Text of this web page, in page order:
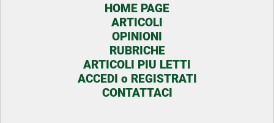
HOME PAGE
ARTICOLI
OPINIONI
RUBRICHE
ARTICOLI PIU LETTI
ACCEDI o REGISTRATI
CONTATTACI